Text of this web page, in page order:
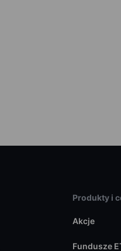
Produkty i
Akcje
Fundusze